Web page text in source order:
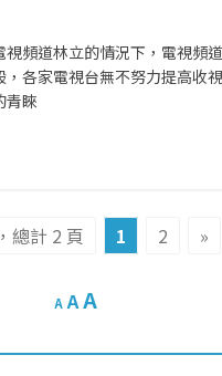
頻道林立的情況下，電視頻
，各家電視台無不努力提高收
青睞
總計 2 頁 1 2 »
A AA